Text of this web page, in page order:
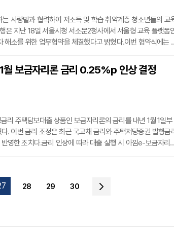
사랑밭과 협력하여 저소득 및 학습 취약계층 청소년들의 교
은 지난 18일 서울시청 서소문2청사에서 서울형 교육 플랫폼
소를 위한 업무협약을 체결했다고 밝혔다.이번 협약식에는
교육 복지 강화 의지를 다졌다.서울런은 취약계층 청소년들이
멘토단의 1대1 멘토링을 통해 진학과 진로를 설계할 수 있도
보금자리론 금리 0.25%p 인상 결정
리 주택담보대출 상품인 보금자리론의 금리를 내년 1월 1일부
. 이번 금리 조정은 최근 국고채 금리와 주택저당증권 발행금
영한 조치다.금리 인상에 따라 대출 실행 시 아낌e-보금자리
포인트의 우대금리가 적용된다. 우대 혜택을 모두 받을 경우
28 29 30